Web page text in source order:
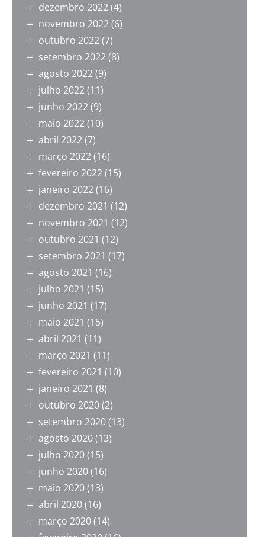
dezembro 2022(4)
novembro 2022(6)
outubro 2022(7)
setembro 2022(8)
agosto 2022(9)
julho 2022(11)
junho 2022(9)
maio 2022(10)
abril 2022(7)
março 2022(16)
fevereiro 2022(15)
janeiro 2022(16)
dezembro 2021 (12)
novembro 2021 (12)
outubro 2021 (12)
setembro 2021 (17)
agosto 2021 (16)
julho 2021 (15)
junho 2021 (17)
maio 2021 (15)
abril 2021 (11)
março 2021 (11)
fevereiro 2021 (10)
janeiro 2021 (8)
outubro 2020(2)
setembro 2020(13)
agosto 2020(13)
julho 2020(15)
junho 2020(16)
maio 2020(13)
abril 2020(16)
março 2020(14)